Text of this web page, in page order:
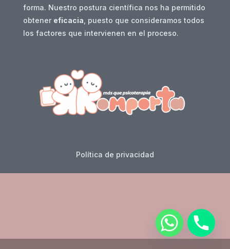
forma. Nuestro postura científica nos ha permitido
obtener eficacia , puesto que consideramos todos
los factores que intervienen en el proceso.
Política de privacidad